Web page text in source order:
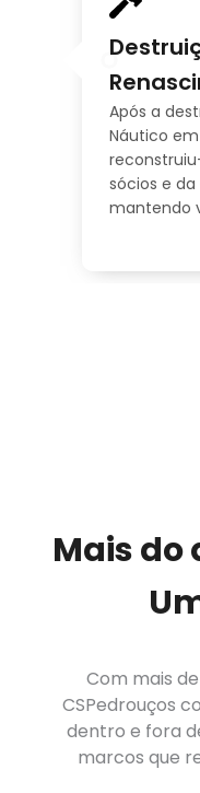
Após a
Náutico em
sócios e
mantendo
Mais do
Com mais
CSPedrouços
dentro e fora
marcos que